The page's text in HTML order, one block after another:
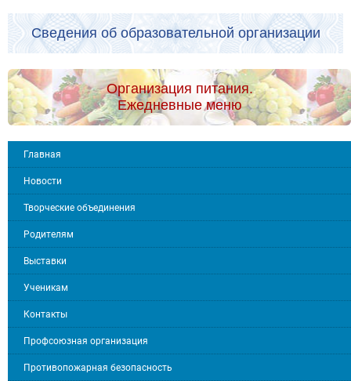
Сведения об образовательной организации
Организация питания.
Ежедневные меню
Главная
Новости
Творческие объединения
Родителям
Выставки
Ученикам
Контакты
Профсоюзная организация
Противопожарная безопасность